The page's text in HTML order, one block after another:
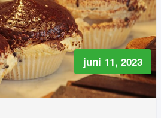
juni 11, 2023